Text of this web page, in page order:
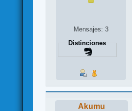
Mensajes: 3
Distinciones
Akumu